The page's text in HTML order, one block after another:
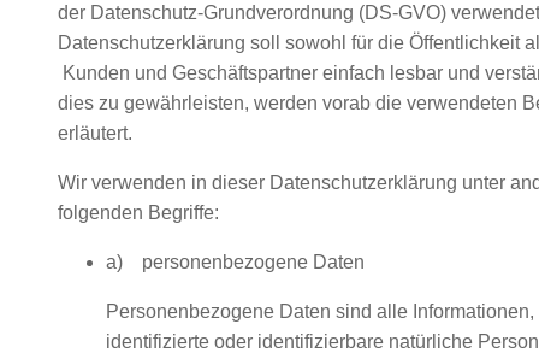
der Datenschutz-Grundverordnung (DS-GVO)
Datenschutzerklärung soll sowohl für die Öffentlichkeit
Kunden und Geschäftspartner einfach lesbar und
dies zu gewährleisten, werden vorab die verwendeten
erläutert.
Wir verwenden in dieser Datenschutzerklärung unter
folgenden Begriffe:
a) personenbezogene Daten
Personenbezogene Daten sind alle
identifizierte oder identifizierbare natürliche